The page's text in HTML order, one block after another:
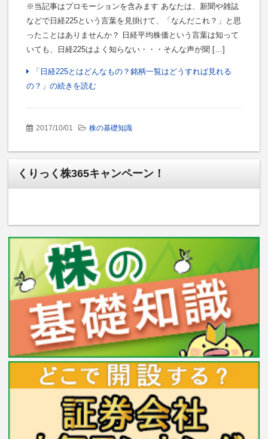
※当記事はプロモーションを含みます あなたは、新聞や雑誌
などで日経225という言葉を見掛けて、「なんだこれ？」と思
ったことはありませんか？ 日経平均株価という言葉は知って
いても、日経225はよく知らない・・・そんな声が聞 […]
「日経225とはどんなもの？銘柄一覧はどうすれば見れる
の？」の続きを読む
2017/10/01 株の基礎知識
くりっく株365キャンペーン！